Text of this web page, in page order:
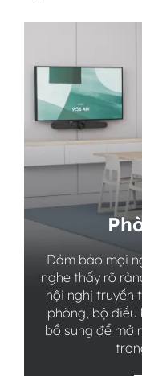
Đảm bảo mọi
nghe thấy rõ
hội nghị truyền
phòng, bộ điều
bổ sung để mở